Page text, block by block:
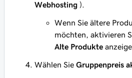
Webhosting ).
Wenn Sie ältere
möchten, aktivieren
Alte Produkte
Wählen Sie Gruppenpreis